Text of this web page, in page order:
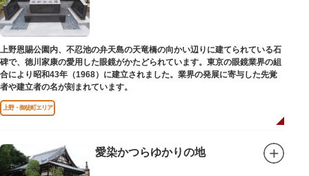
上野恩賜公園内、不忍池の弁天島の天竜橋の向かい辺りに建てられている石
碑で、徳川家康の愛用した眼鏡がかたどられています。東京の眼鏡業界の組
合により昭和43年（1968）に建立されました。業界の発展に寄与した先覚
者や建立者の名が刻まれています。
上野・御徒町エリア
愛染かつらゆかりの地